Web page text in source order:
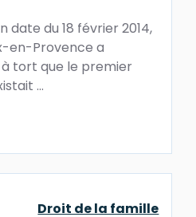
date du 18 février 2014,
en-Provence a
tort que le premier
...
Droit de la famille